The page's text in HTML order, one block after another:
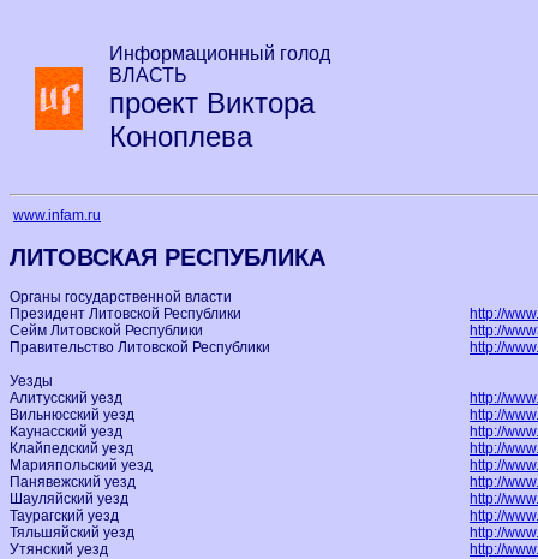
Информационный голод
ВЛАСТЬ
проект Виктора
Коноплева
www.infam.ru
ЛИТОВСКАЯ РЕСПУБЛИКА
Органы государственной власти
Президент Литовской Республики
http://
Сейм Литовской Республики
http://
Правительство Литовской Республики
http://
Уезды
Алитусский уезд
http://
Вильнюсский уезд
http://
Каунасский уезд
http://
Клайпедский уезд
http://
Марияпольский уезд
http://
Панявежский уезд
http://
Шауляйский уезд
http://
Таурагский уезд
http://
Тяльшяйский уезд
http://
Утянский уезд
http://